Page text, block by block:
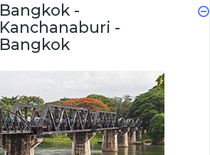
Bangkok -
Kanchanaburi -
Bangkok